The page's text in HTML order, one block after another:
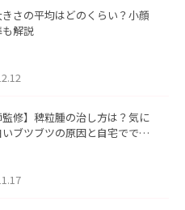
さの平均はどのくらい？小顔
解説
監修】稗粒腫の治し方は？気に
ブツブツの原因と自宅ででき